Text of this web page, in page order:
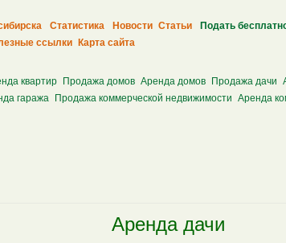
Статистика Новости Статьи
Подать
ссылки Карта сайта
квартир Продажа домов Аренда домов Продажа дачи
гаража Продажа коммерческой недвижимости Аренда
Аренда дачи